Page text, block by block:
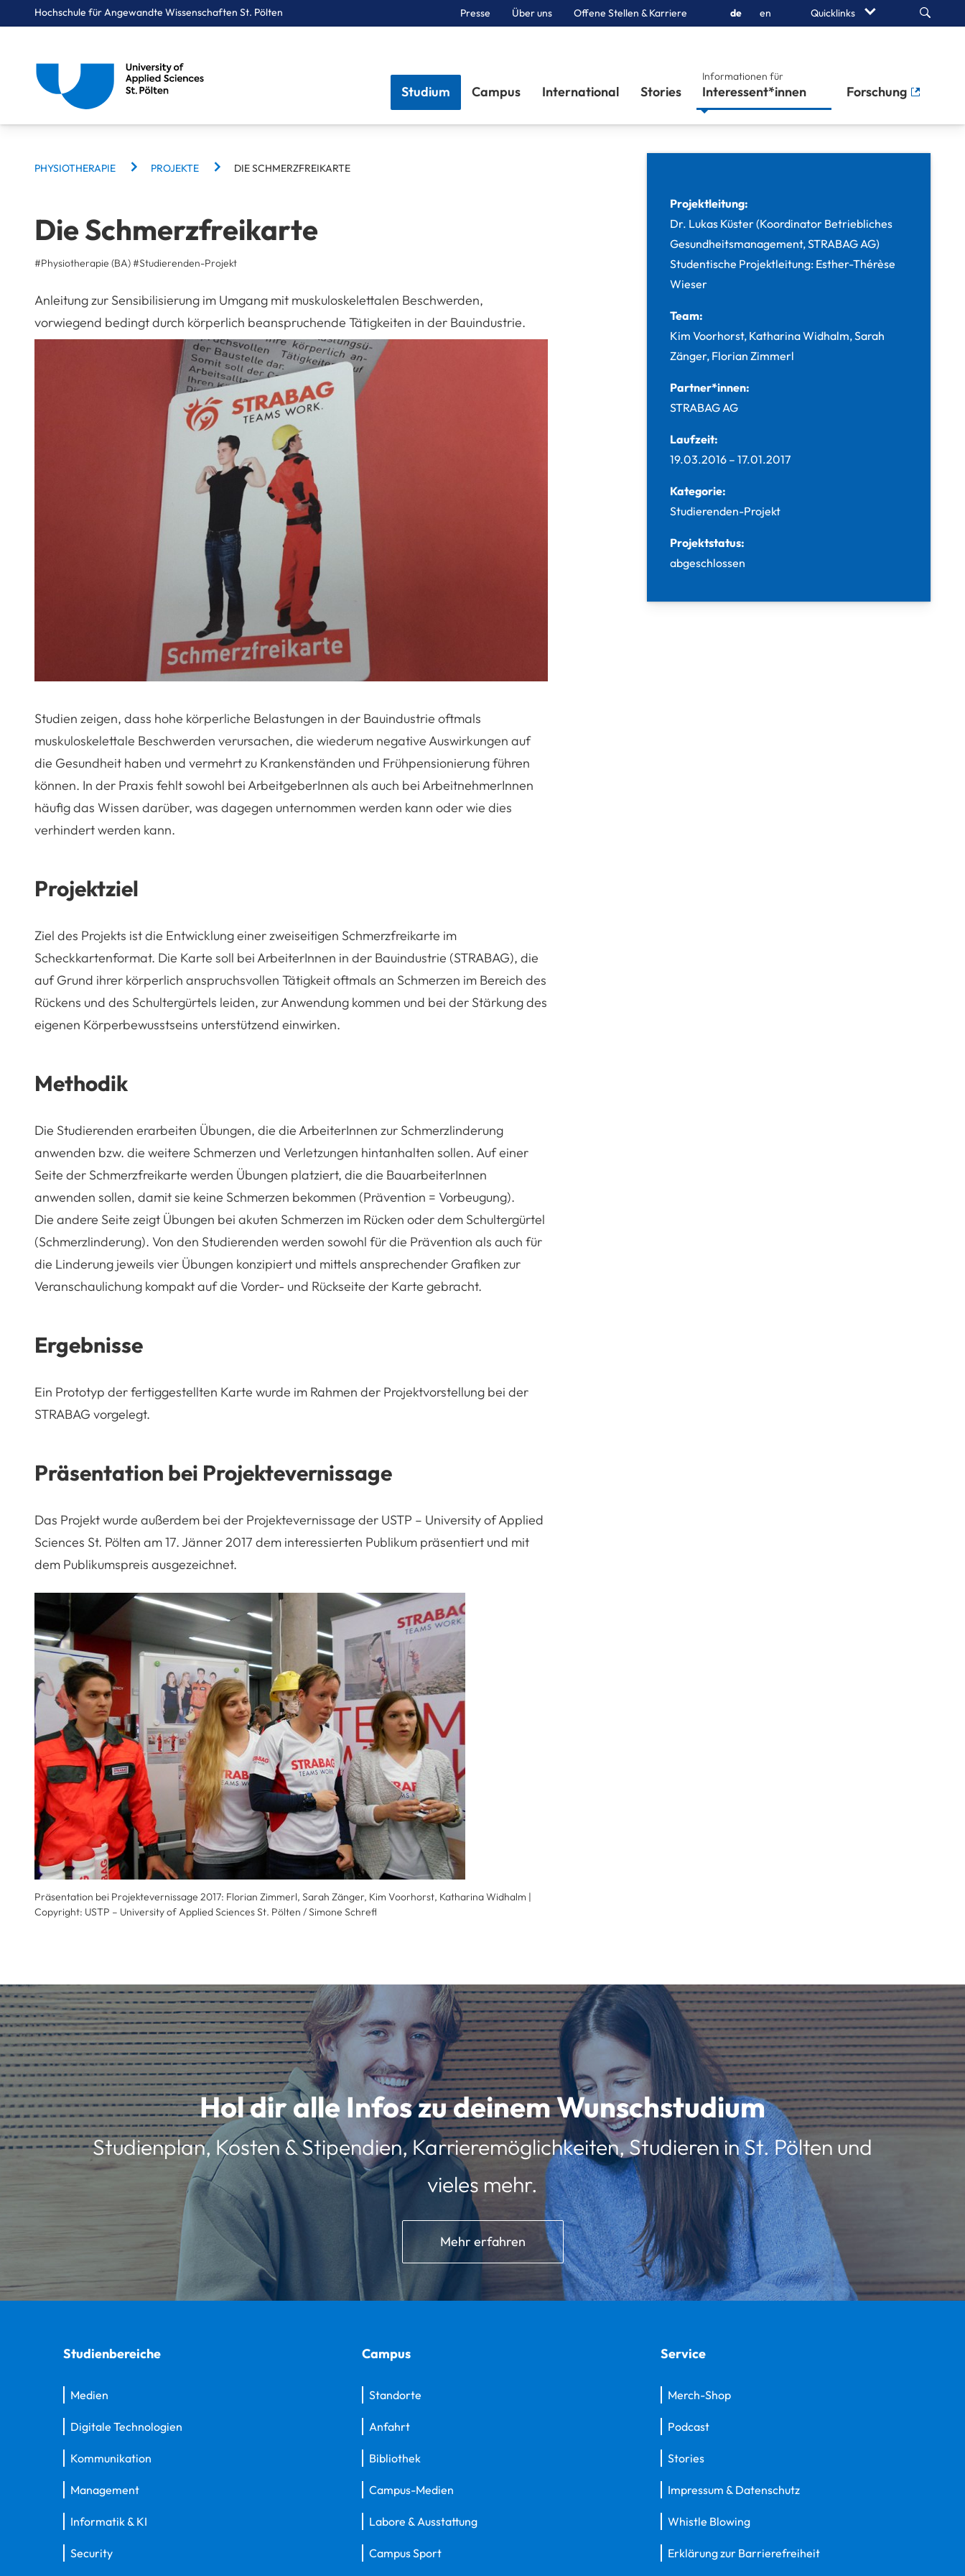
Hochschule für Angewandte Wissenschaften St. Pölten Presse Über uns Offene Stellen & Karriere de en Quicklinks Search
Studium Campus International Stories
Informationen für
Interessent*innen Forschung
Projektleitung:
Dr. Lukas Küster (Koordinator Betriebliches
Gesundheitsmanagement, STRABAG AG)
Studentische Projektleitung: Esther-Thérèse
Wieser
Team:
Kim Voorhorst, Katharina Widhalm, Sarah
Zänger, Florian Zimmerl
Partner*innen:
STRABAG AG
Laufzeit:
19.03.2016 –17.01.2017
Kategorie:
Studierenden-Projekt
Projektstatus:
abgeschlossen
BREADCRUMBS
PHYSIOTHERAPIE PROJEKTE DIE SCHMERZFREIKARTE
Die Schmerzfreikarte
#Physiotherapie (BA)#Studierenden-Projekt
Anleitung zur Sensibilisierung im Umgang mit muskuloskelettalen Beschwerden,
vorwiegend bedingt durch körperlich beanspruchende Tätigkeiten in der Bauindustrie.
Studien zeigen, dass hohe körperliche Belastungen in der Bauindustrie oftmals
muskuloskelettale Beschwerden verursachen, die wiederum negative Auswirkungen auf
die Gesundheit haben und vermehrt zu Krankenständen und Frühpensionierung führen
können. In der Praxis fehlt sowohl bei ArbeitgeberInnen als auch bei ArbeitnehmerInnen
häufig das Wissen darüber, was dagegen unternommen werden kann oder wie dies
verhindert werden kann.
Projektziel
Ziel des Projekts ist die Entwicklung einer zweiseitigen Schmerzfreikarte im
Scheckkartenformat. Die Karte soll bei ArbeiterInnen in der Bauindustrie (STRABAG), die
auf Grund ihrer körperlich anspruchsvollen Tätigkeit oftmals an Schmerzen im Bereich des
Rückens und des Schultergürtels leiden, zur Anwendung kommen und bei der Stärkung des
eigenen Körperbewusstseins unterstützend einwirken.
Methodik
Die Studierenden erarbeiten Übungen, die die ArbeiterInnen zur Schmerzlinderung
anwenden bzw. die weitere Schmerzen und Verletzungen hintanhalten sollen. Auf einer
Seite der Schmerzfreikarte werden Übungen platziert, die die BauarbeiterInnen
anwenden sollen, damit sie keine Schmerzen bekommen (Prävention = Vorbeugung).
Die andere Seite zeigt Übungen bei akuten Schmerzen im Rücken oder dem Schultergürtel
(Schmerzlinderung). Von den Studierenden werden sowohl für die Prävention als auch für
die Linderung jeweils vier Übungen konzipiert und mittels ansprechender Grafiken zur
Veranschaulichung kompakt auf die Vorder- und Rückseite der Karte gebracht.
Ergebnisse
Ein Prototyp der fertiggestellten Karte wurde im Rahmen der Projektvorstellung bei der
STRABAG vorgelegt.
Präsentation bei Projektevernissage
Das Projekt wurde außerdem bei der Projektevernissage der USTP – University of Applied
Sciences St. Pölten am 17. Jänner 2017 dem interessierten Publikum präsentiert und mit
dem Publikumspreis ausgezeichnet.
Präsentation bei Projektevernissage 2017: Florian Zimmerl, Sarah Zänger, Kim Voorhorst, Katharina Widhalm |
Copyright: USTP – University of Applied Sciences St. Pölten / Simone Schrefl
Hol dir alle Infos zu deinem Wunschstudium
Studienplan, Kosten & Stipendien, Karrieremöglichkeiten, Studieren in St. Pölten und
vieles mehr.
Mehr erfahren
Studienbereiche
Medien
Digitale Technologien
Kommunikation
Management
Informatik & KI
Security
Campus
Standorte
Anfahrt
Bibliothek
Campus-Medien
Labore & Ausstattung
Campus Sport
Service
Merch-Shop
Podcast
Stories
Impressum & Datenschutz
Whistle Blowing
Erklärung zur Barrierefreiheit